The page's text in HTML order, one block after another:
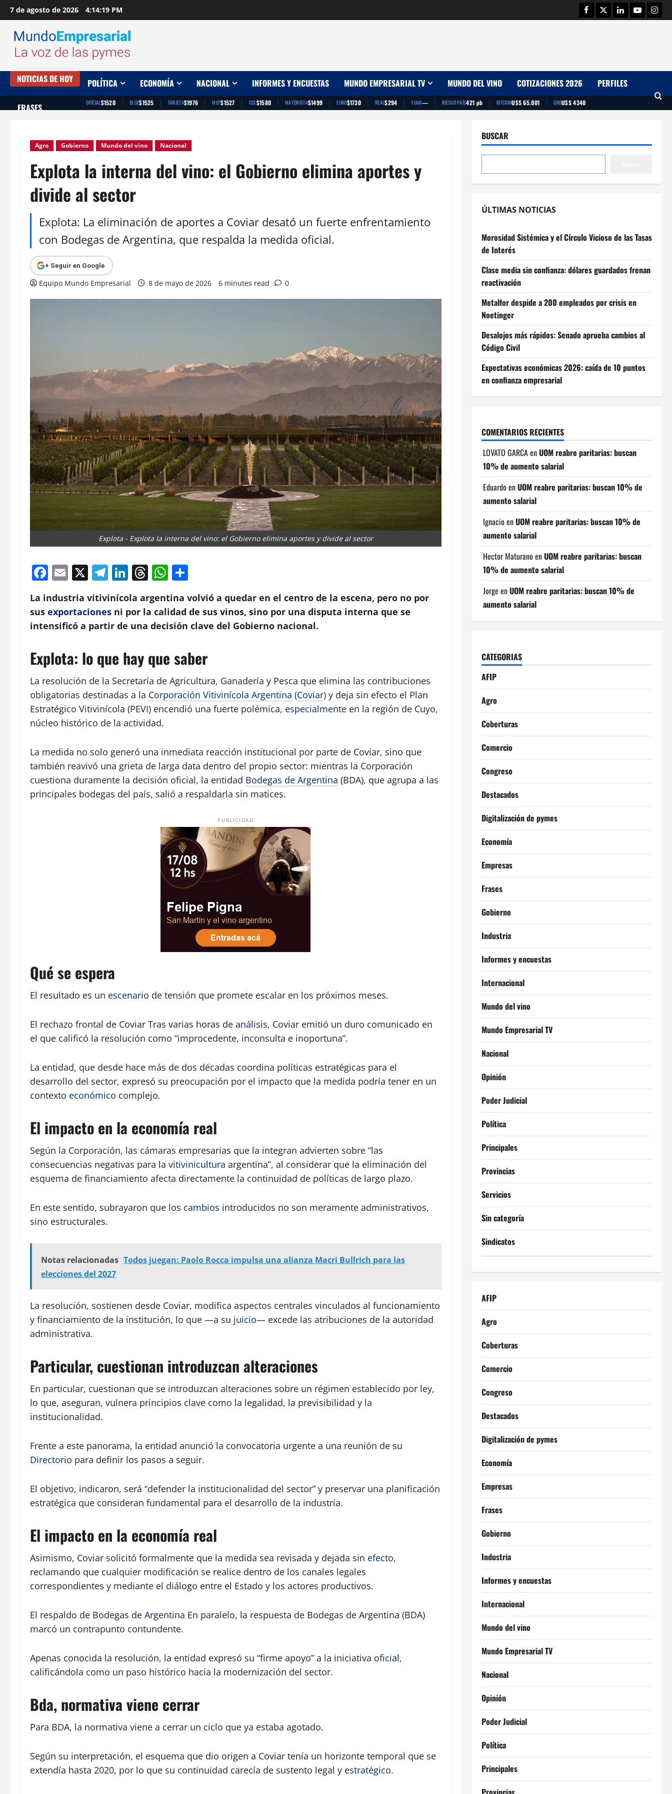
Saltar
al
contenido
7 de agosto de 2026 4:14:20 PM Facebook
TwitterLinkedinYoutube
NOTICIAS DE HOY POLÍTICA ECONOMÍA NACIONAL INFORMES Y ENCUESTAS MUNDO EMPRESARIAL TV MUNDO DEL VINO COTIZACIONES 2026 PERFILES
FRASES OFICIAL$1520 | BLUE$1525 | TARJETA$1976 | MEP$1527 | CCL$1580 | MAYORISTA$1499 | EURO$1730 | REAL$294 | YUAN— | RIESGO PAÍS421 pb | BITCOINU$S 65.001 | OROU$S 4340
Agro Gobierno Mundo del vino Nacional
Explota la interna del vino: el Gobierno elimina aportes y
divide al sector
Explota: La eliminación de aportes a Coviar desató un fuerte enfrentamiento
con Bodegas de Argentina, que respalda la medida oficial.
+ Seguir en Google
Equipo Mundo Empresarial 8 de mayo de 2026 6 minutes read 0
Explota - Explota la interna del vino: el Gobierno elimina aportes y divide al sector
Facebook
Email
X Telegram
LinkedIn
Threads
WhatsApp
La industria vitivinícola argentina volvió a quedar en el centro de la escena, pero no por
sus exportaciones ni por la calidad de sus vinos, sino por una disputa interna que se
intensificó a partir de una decisión clave del Gobierno nacional.
Explota: lo que hay que saber
La resolución de la Secretaría de Agricultura, Ganadería y Pesca que elimina las contribuciones
obligatorias destinadas a la Corporación Vitivinícola Argentina (Coviar) y deja sin efecto el Plan
Estratégico Vitivinícola (PEVI) encendió una fuerte polémica, especialmente en la región de Cuyo,
núcleo histórico de la actividad.
La medida no solo generó una inmediata reacción institucional por parte de Coviar, sino que
también reavivó una grieta de larga data dentro del propio sector: mientras la Corporación
cuestiona duramente la decisión oficial, la entidad Bodegas de Argentina (BDA), que agrupa a las
principales bodegas del país, salió a respaldarla sin matices.
PUBLICIDAD
Qué se espera
El resultado es un escenario de tensión que promete escalar en los próximos meses.
El rechazo frontal de Coviar Tras varias horas de análisis, Coviar emitió un duro comunicado en
el que calificó la resolución como “improcedente, inconsulta e inoportuna”.
La entidad, que desde hace más de dos décadas coordina políticas estratégicas para el
desarrollo del sector, expresó su preocupación por el impacto que la medida podría tener en un
contexto económico complejo.
El impacto en la economía real
Según la Corporación, las cámaras empresarias que la integran advierten sobre “las
consecuencias negativas para la vitivinicultura argentina”, al considerar que la eliminación del
esquema de financiamiento afecta directamente la continuidad de políticas de largo plazo.
En este sentido, subrayaron que los cambios introducidos no son meramente administrativos,
sino estructurales.
Notas relacionadas Todos juegan: Paolo Rocca impulsa una alianza Macri Bullrich para las
elecciones del 2027
La resolución, sostienen desde Coviar, modifica aspectos centrales vinculados al funcionamiento
y financiamiento de la institución, lo que —a su juicio— excede las atribuciones de la autoridad
administrativa.
Particular, cuestionan introduzcan alteraciones
En particular, cuestionan que se introduzcan alteraciones sobre un régimen establecido por ley,
lo que, aseguran, vulnera principios clave como la legalidad, la previsibilidad y la
institucionalidad.
Frente a este panorama, la entidad anunció la convocatoria urgente a una reunión de su
Directorio para definir los pasos a seguir.
El objetivo, indicaron, será “defender la institucionalidad del sector” y preservar una planificación
estratégica que consideran fundamental para el desarrollo de la industria.
El impacto en la economía real
Asimismo, Coviar solicitó formalmente que la medida sea revisada y dejada sin efecto,
reclamando que cualquier modificación se realice dentro de los canales legales
correspondientes y mediante el diálogo entre el Estado y los actores productivos.
El respaldo de Bodegas de Argentina En paralelo, la respuesta de Bodegas de Argentina (BDA)
marcó un contrapunto contundente.
Apenas conocida la resolución, la entidad expresó su “firme apoyo” a la iniciativa oficial,
calificándola como un paso histórico hacia la modernización del sector.
Bda, normativa viene cerrar
Para BDA, la normativa viene a cerrar un ciclo que ya estaba agotado.
Según su interpretación, el esquema que dio origen a Coviar tenía un horizonte temporal que se
extendía hasta 2020, por lo que su continuidad carecía de sustento legal y estratégico.
BUSCAR
ÚLTIMAS NOTICIAS
Morosidad Sistémica y el Círculo Vicioso de las Tasas
de Interés
Clase media sin confianza: dólares guardados frenan
reactivación
Metalfor despide a 200 empleados por crisis en
Noetinger
Desalojos más rápidos: Senado aprueba cambios al
Código Civil
Expectativas económicas 2026: caída de 10 puntos
en confianza empresarial
COMENTARIOS RECIENTES
LOVATO GARCAenUOM reabre paritarias: buscan
10% de aumento salarial
Eduardo enUOM reabre paritarias: buscan 10% de
aumento salarial
Ignacio enUOM reabre paritarias: buscan 10% de
aumento salarial
Hector Maturano enUOM reabre paritarias: buscan
10% de aumento salarial
Jorge enUOM reabre paritarias: buscan 10% de
aumento salarial
CATEGORIAS
AFIP
Agro
Coberturas
Comercio
Congreso
Destacados
Digitalización de pymes
Economía
Empresas
Frases
Gobierno
Industria
Informes y encuestas
Internacional
Mundo del vino
Mundo Empresarial TV
Nacional
Opinión
Poder Judicial
Política
Principales
Provincias
Servicios
Sin categoría
Sindicatos
AFIP
Agro
Coberturas
Comercio
Congreso
Destacados
Digitalización de pymes
Economía
Empresas
Frases
Gobierno
Industria
Informes y encuestas
Internacional
Mundo del vino
Mundo Empresarial TV
Nacional
Opinión
Poder Judicial
Política
Principales